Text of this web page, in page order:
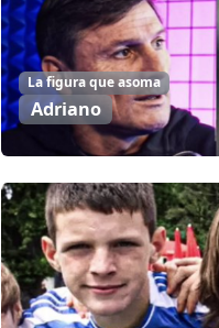
La figura que asoma
Adriano